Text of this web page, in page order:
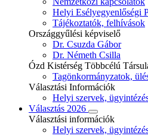
Helyi Esélyegyenlőségi
Tájékoztatók, felhívások
Országgyűlési képviselő
Dr. Csuzda Gábor
Dr. Németh Csilla
Ózd Kistérség Többcélú
Tagönkormányzatok,
Választási Információk
Helyi szervek,
Választás 2026
Választási információk
Helyi szervek,